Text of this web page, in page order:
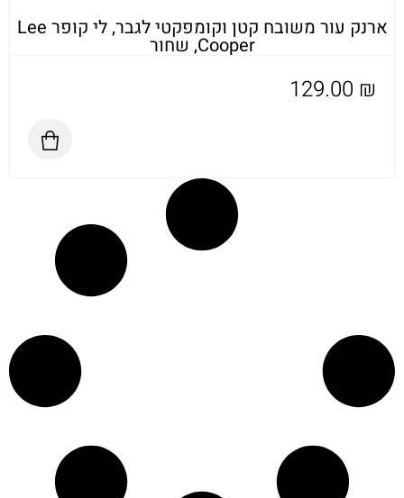
ארנק עור משובח קטן וקומפקטי לגבר, לי קופר Lee
Cooper, שחור
129.00 ₪